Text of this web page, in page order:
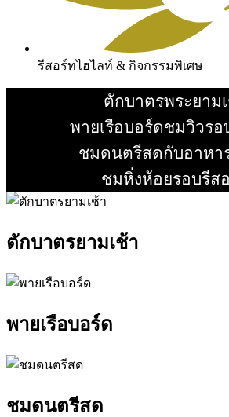
รีสอร์ทไฮไลท์ & กิจกรรมพิเศษ
ตักบาตรพระยาม
อ่านเพิ่ม
พายเรือบอร์ดชมวิวรอ
อ่านเพิ่ม
ชมดนตรีสดกับอาหา
อ่านเพิ่ม
ชมหิ่งห้อยรอบรีส
ตักบาตรยามเช้า
พายเรือบอร์ด
ชมดนตรีสด